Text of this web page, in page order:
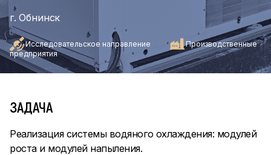
г. Обнинск
Исследовательское направление
Производственные
предприятия
ЗАДАЧА
Реализация системы водяного охлаждения: модулей
роста и модулей напыления.